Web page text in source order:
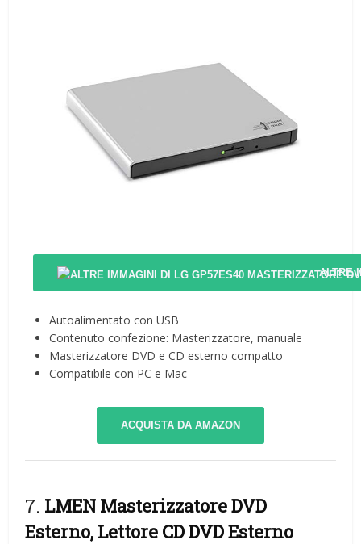
ALTRE
Autoalimentato con USB
Contenuto confezione: Masterizzatore, manuale
Masterizzatore DVD e CD esterno compatto
Compatibile con PC e Mac
ACQUISTA DA AMAZON
7. LMEN Masterizzatore DVD
Esterno, Lettore CD DVD Esterno